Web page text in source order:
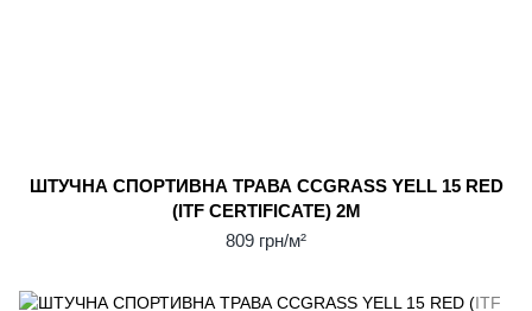
ШТУЧНА СПОРТИВНА ТРАВА CCGRASS YELL 15 RED
(ITF CERTIFICATE) 2М
809 грн/м²